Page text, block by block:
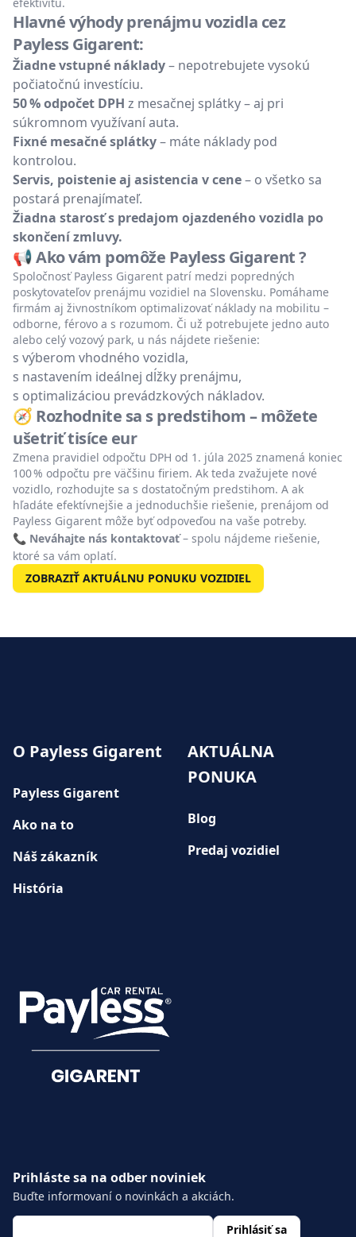
Hlavné výhody prenájmu vozidla cez
Payless Gigarent:
Žiadne vstupné náklady– nepotrebujete vysokú
počiatočnú investíciu.
50 % odpočet DPH z mesačnej splátky – aj pri
súkromnom využívaní auta.
Fixné mesačné splátky– máte náklady pod
kontrolou.
Servis, poistenie aj asistencia v cene– o všetko sa
postará prenajímateľ.
Žiadna starosť s predajom ojazdeného vozidla po
skončení zmluvy.
📢 Ako vám pomôže Payless Gigarent ?
Spoločnosť Payless Gigarent patrí medzi popredných
poskytovateľov prenájmu vozidiel na Slovensku. Pomáhame
firmám aj živnostníkom optimalizovať náklady na mobilitu –
odborne, férovo a s rozumom. Či už potrebujete jedno auto
alebo celý vozový park, u nás nájdete riešenie:
s výberom vhodného vozidla,
s nastavením ideálnej dĺžky prenájmu,
s optimalizáciou prevádzkových nákladov.
🧭 Rozhodnite sa s predstihom – môžete
ušetriť tisíce eur
Zmena pravidiel odpočtu DPH od 1. júla 2025 znamená koniec
100 % odpočtu pre väčšinu firiem. Ak teda zvažujete nové
vozidlo, rozhodujte sa s dostatočným predstihom. A ak
hľadáte efektívnejšie a jednoduchšie riešenie, prenájom od
Payless Gigarent môže byť odpoveďou na vaše potreby.
📞 Neváhajte nás kontaktovať– spolu nájdeme riešenie,
ktoré sa vám oplatí.
ZOBRAZIŤ AKTUÁLNU PONUKU VOZIDIEL
O Payless Gigarent
Payless Gigarent
Ako na to
Náš zákazník
História
AKTUÁLNA
PONUKA
Blog
Predaj vozidiel
Hlásenie škôd
Dokumenty
Prihláste sa na odber noviniek
Buďte informovaní o novinkách a akciách.
layout.footer.newsletter.fields.email*
Prihlásiť sa